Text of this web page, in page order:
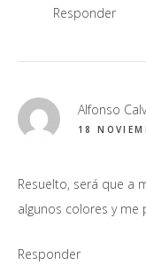
Responder
Alfonso
18
Resuelto, será que a
algunos colores y
Responder